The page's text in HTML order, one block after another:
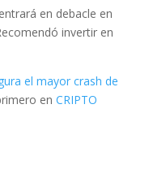
en debacle en
invertir en
el mayor crash de
en CRIPTO